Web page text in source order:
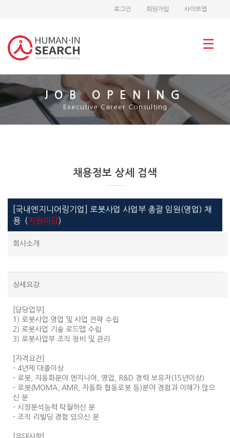
로그인 회원가입 사이트맵
JOB OPENING
Executive Career Consulting
채용정보 상세 검색
[국내엔지니어링기업] 로봇사업 사업부 총괄 임원(영업) 채
용 (지원마감)
회사소개
상세요강
[담당업무]
1) 로봇사업 영업 및 사업 전략 수립
2) 로봇사업 기술 로드맵 수립
3) 로봇사업부 조직 정비 및 관리
[자격요건]
- 4년제 대졸이상
- 로봇, 자동화분야 엔지니어, 영업, R&D 경력 보유자(15년이상)
- 로봇(MOMA, AMR, 자동화 협동로봇 등)분야 경험과 이해가 많으
신 분
- 시장분석능력 탁월하신 분
- 조직 리빌딩 경험 있으신 분